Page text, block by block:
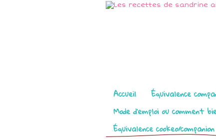
Pages
Accueil Équivalence
Mode d’emploi ou comment
Équivalence cookeo/companion